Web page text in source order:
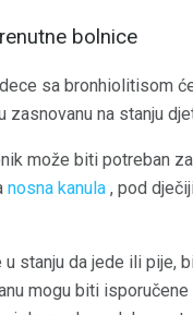
bolnice
sa bronhiolitisom
zasnovanu na stanju
može biti potreban
nosna kanula , pod
u stanju da jede ili pije,
mogu biti